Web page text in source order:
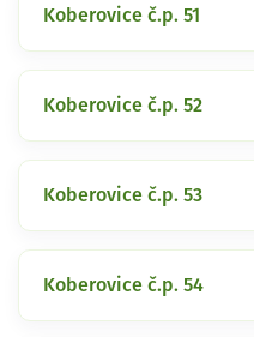
Koberovice č.p. 51
Koberovice č.p. 52
Koberovice č.p. 53
Koberovice č.p. 54